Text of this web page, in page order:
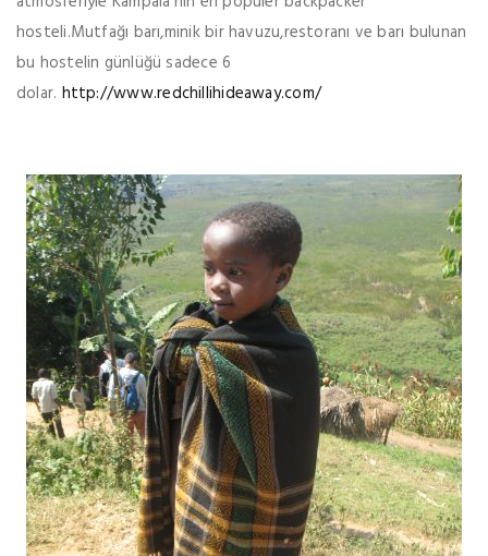
hosteli.Mutfağı barı,minik bir havuzu,restoranı ve barı bulunan
bu hostelin günlüğü sadece 6
dolar. http://www.redchillihideaway.com/